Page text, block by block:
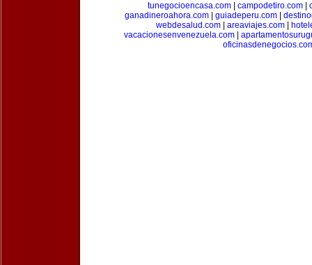
tunegocioencasa.com| campodetiro.com|
ganadineroahora.com
guiadeperu.com
webdesalud.com
areaviajes.com
vacacionesenvenezuela.com|